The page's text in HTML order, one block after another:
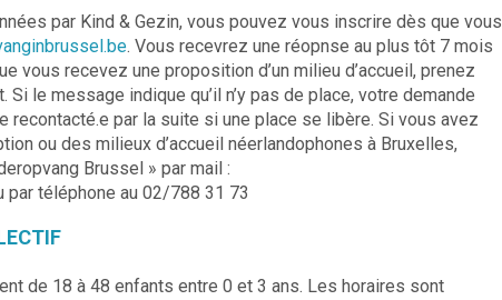
par Kind & Gezin, vous pouvez vous inscrire dès que vous
. Vous recevrez une réopnse au plus tôt 7 mois
vous recevez une proposition d’un milieu d’accueil, prenez
le message indique qu’il n’y pas de place, votre demande
par la suite si une place se libère. Si vous avez
ou des milieux d’accueil néerlandophones à Bruxelles,
Brussel » par mail :
téléphone au 02/788 31 73
de 18 à 48 enfants entre 0 et 3 ans. Les horaires sont